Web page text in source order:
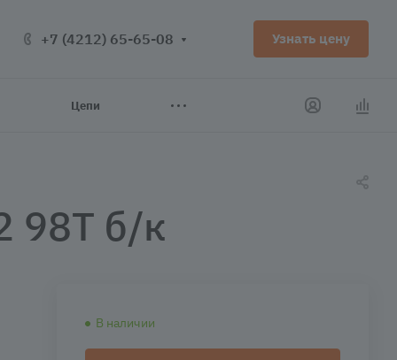
+7 (4212) 65-65-08 Узнать цену
Цепи
98T б/к
В наличии